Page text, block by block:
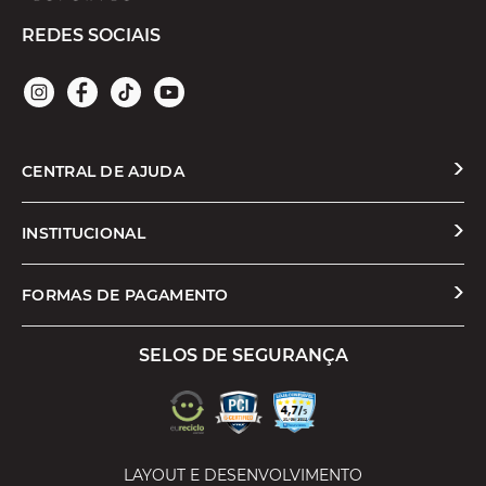
REDES SOCIAIS
CENTRAL DE AJUDA
Solicitar Troca ou Devolução
Formas de Pagamento
INSTITUCIONAL
Quem Somos
Política de Privacidade
FORMAS DE PAGAMENTO
SELOS DE SEGURANÇA
LAYOUT E DESENVOLVIMENTO